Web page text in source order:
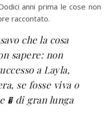
anni prima le cose non
raccontato.
che la cosa
sapere: non
a Layla,
se fosse viva o
� di gran lunga